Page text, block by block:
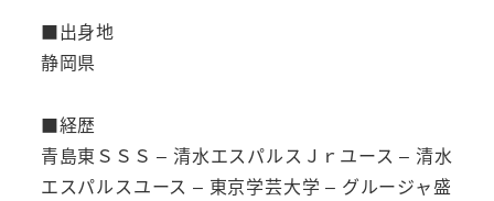
■出身地
静岡県
■経歴
青島東ＳＳＳ – 清水エスパルスＪｒユース – 清水
エスパルスユース – 東京学芸大学 – グルージャ盛